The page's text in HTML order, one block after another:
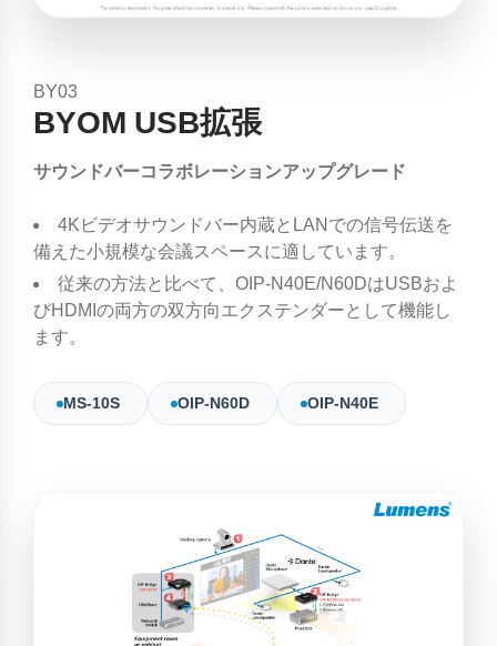
BY03
BYOM USB拡張
サウンドバーコラボレーションアップグレード
4Kビデオサウンドバー内蔵とLANでの信号伝送を
備えた小規模な会議スペースに適しています。
従来の方法と比べて、OIP-N40E/N60DはUSBおよ
びHDMIの両方の双方向エクステンダーとして機能し
ます。
MS-10S OIP-N60D OIP-N40E